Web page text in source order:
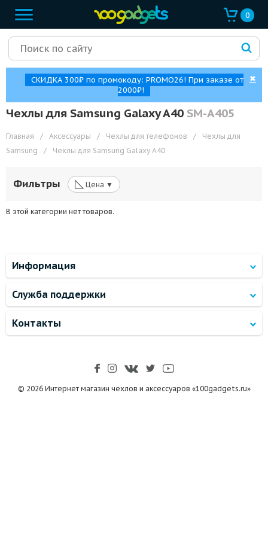
0
СКИДКА 300₽ по промокоду: PROMO26! При заказе от
2000₽!
✖
Чехлы для Samsung Galaxy A40 SM-A405
Главная / Аксессуары / Чехлы для телефонов /
Чехлы для
Samsung
/ Чехлы для Samsung Galaxy A40
Фильтры ◺ Цена ▼
В этой категории нет товаров.
Информация
Служба поддержки
Контакты
© 2026 Интернет магазин чехлов и аксессуаров «100gadgets.ru»